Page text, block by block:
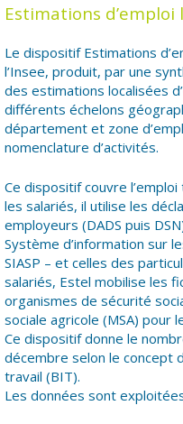
Estimations d’emploi
Le dispositif Estimations
l’Insee, produit, par une
des estimations localisées
différents échelons
département et zone
nomenclature d’activités.
Ce dispositif couvre
les salariés, il utilise les
employeurs (DADS puis
Système d’information sur
SIASP – et celles des
salariés, Estel mobilise les
organismes de sécurité
sociale agricole (MSA) pour
Ce dispositif donne le
décembre selon le concept
travail (BIT).
Les données sont